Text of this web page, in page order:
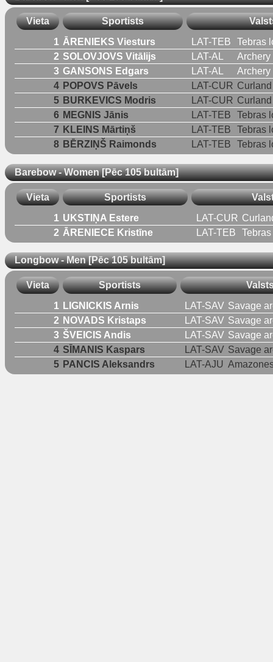
Vieta Sportists
1 ĀRENIEKS Viesturs LAT-TEB
Tebras
2 SOLOVJOVS Vitālijs LAT-AL
3 GANSONS Edgars LAT-AL
4 POPOVS Pāvels LAT-CUR Curland
5 BURKEVICS Modris LAT-CUR Curland
6 MEGNIS Jānis LAT-TEB
Tebras
7 KLEINS Mārtiņš LAT-TEB
Tebras
8 BĒRZIŅŠ Raimonds LAT-TEB Tebras
Barebow - Women [Pēc 105 bultām]
Vieta Sportists
1 UKSTIŅA Estere LAT-CUR
2 ĀRENIECE Kristīne LAT-TEB
Longbow - Men [Pēc 105 bultām]
Vieta Sportists
1 LIGNICKIS Arnis LAT-SAV Savage
2 NOVADS Kristaps LAT-SAV Savage
3 ŠVEICIS Andis LAT-SAV Savage
4 SĪMANIS Kaspars LAT-SAV Savage
5 PANCIS Aleksandrs LAT-AJU